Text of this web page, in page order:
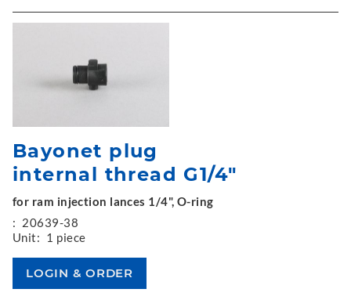
Bayonet plug
internal thread G1/4"
for ram injection lances 1/4", O-ring
: 20639-38
Unit: 1 piece